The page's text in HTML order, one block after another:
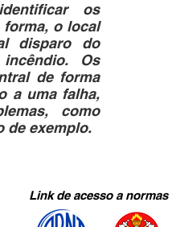
os
forma, o local
disparo do
Os
de forma
a uma falha,
como
de exemplo.
Link de acesso a